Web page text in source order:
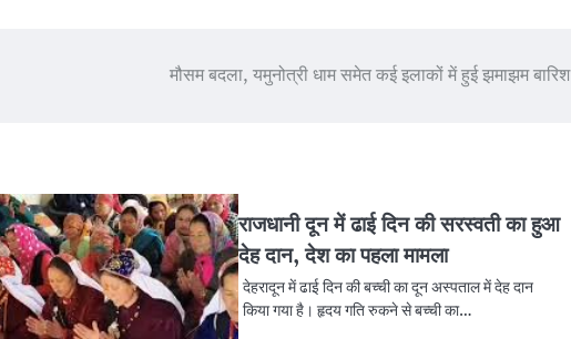
मौसम बदला, यमुनोत्री धाम समेत कई इलाकों में हुई झमाझम बारिश
राजधानी दून में ढाई दिन की सरस्वती का हुआ
देह दान, देश का पहला मामला
देहरादून में ढाई दिन की बच्ची का दून अस्पताल में देह दान
किया गया है। हृदय गति रुकने से बच्ची का…